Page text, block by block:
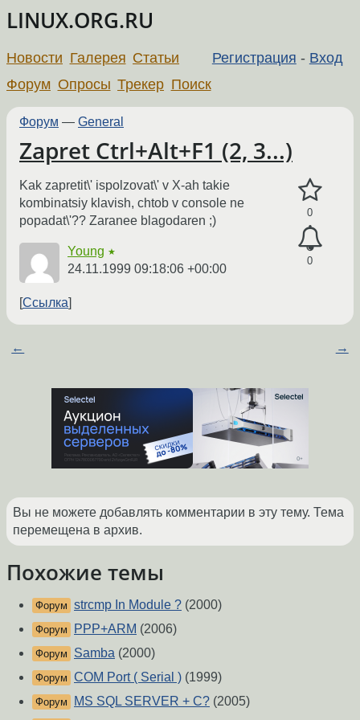
LINUX.ORG.RU
Регистрация - Вход
Новости Галерея Статьи
Форум Опросы Трекер Поиск
Форум — General
Zapret Ctrl+Alt+F1 (2, 3...)
0
0
Kak zapretit\' ispolzovat\' v X-ah takie
kombinatsiy klavish, chtob v console ne
popadat\'?? Zaranee blagodaren ;)
Young ★
24.11.1999 09:18:06 +00:00
Ссылка
← →
Вы не можете добавлять комментарии в эту тему. Тема
перемещена в архив.
Похожие темы
Форум strcmp In Module ? (2000)
Форум PPP+ARM (2006)
Форум Samba (2000)
Форум COM Port ( Serial ) (1999)
Форум MS SQL SERVER + C? (2005)